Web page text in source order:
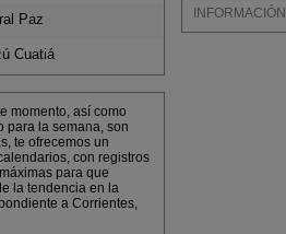
Paz
Cuatiá
momento, así como
para la semana, son
te ofrecemos un
con registros
para que
la tendencia en la
a Corrientes,